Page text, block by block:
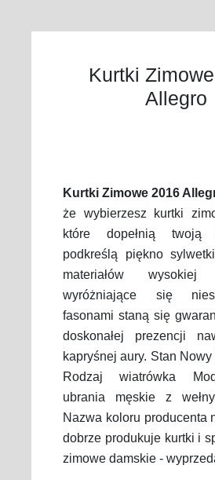
Kurtki
Allegro
Kurtki Zimowe 2016
że wybierzesz kurtki
które dopełnią twoją
podkreślą piękno
materiałów
wyróżniające się
fasonami staną się
doskonałej prezencji
kapryśnej aury. Stan
Rodzaj wiatrówka
ubrania męskie z
Nazwa koloru producenta
dobrze produkuje kurtki i
zimowe damskie -